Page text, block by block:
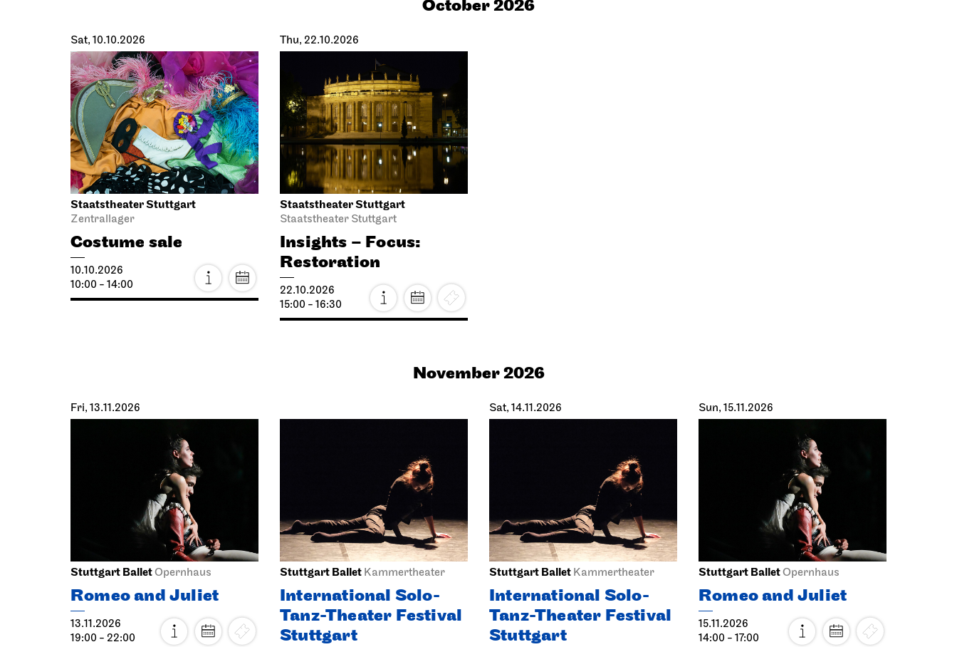
October 2026
Sat, 10.10.2026
Staatstheater Stuttgart
Zentrallager
Costume sale
10.10.2026
10:00 - 14:00
Thu, 22.10.2026
Staatstheater Stuttgart
Staatstheater Stuttgart
Insights – Focus:
Restoration
22.10.2026
15:00 - 16:30
November 2026
Fri, 13.11.2026
Stuttgart BalletOpernhaus
Romeo and Juliet
13.11.2026
19:00 - 22:00
Stuttgart Ballet Kammertheater
International Solo-
Tanz-Theater Festival
Stuttgart
Sat, 14.11.2026
Stuttgart Ballet Kammertheater
International Solo-
Tanz-Theater Festival
Stuttgart
Sun, 15.11.2026
Stuttgart BalletOpernhaus
Romeo and Juliet
15.11.2026
14:00 - 17:00